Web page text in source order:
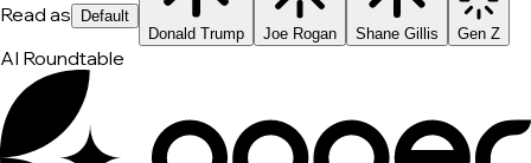
Read as
Default
Donald Trump
Joe Rogan Shane Gillis Gen Z
AI Roundtable